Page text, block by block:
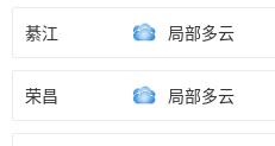
綦江 局部多云
荣昌 局部多云